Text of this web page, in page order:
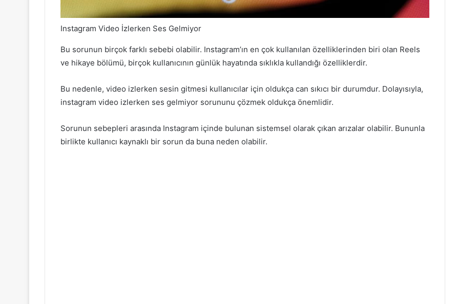
Instagram Video İzlerken Ses Gelmiyor
Bu sorunun birçok farklı sebebi olabilir. Instagram’ın en çok kullanılan özelliklerinden biri olan Reels
ve hikaye bölümü, birçok kullanıcının günlük hayatında sıklıkla kullandığı özelliklerdir.
Bu nedenle, video izlerken sesin gitmesi kullanıcılar için oldukça can sıkıcı bir durumdur. Dolayısıyla,
instagram video izlerken ses gelmiyor sorununu çözmek oldukça önemlidir.
Sorunun sebepleri arasında Instagram içinde bulunan sistemsel olarak çıkan arızalar olabilir. Bununla
birlikte kullanıcı kaynaklı bir sorun da buna neden olabilir.